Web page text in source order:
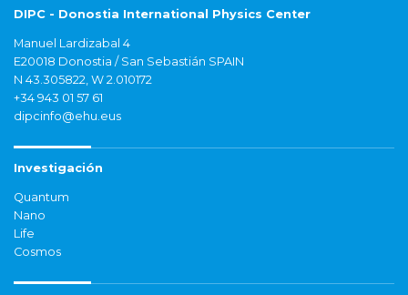
DIPC - Donostia International Physics Center
Manuel Lardizabal 4
E20018 Donostia / San Sebastián SPAIN
N 43.305822, W 2.010172
+34 943 01 57 61
dipcinfo@ehu.eus
Investigación
Quantum
Nano
Life
Cosmos